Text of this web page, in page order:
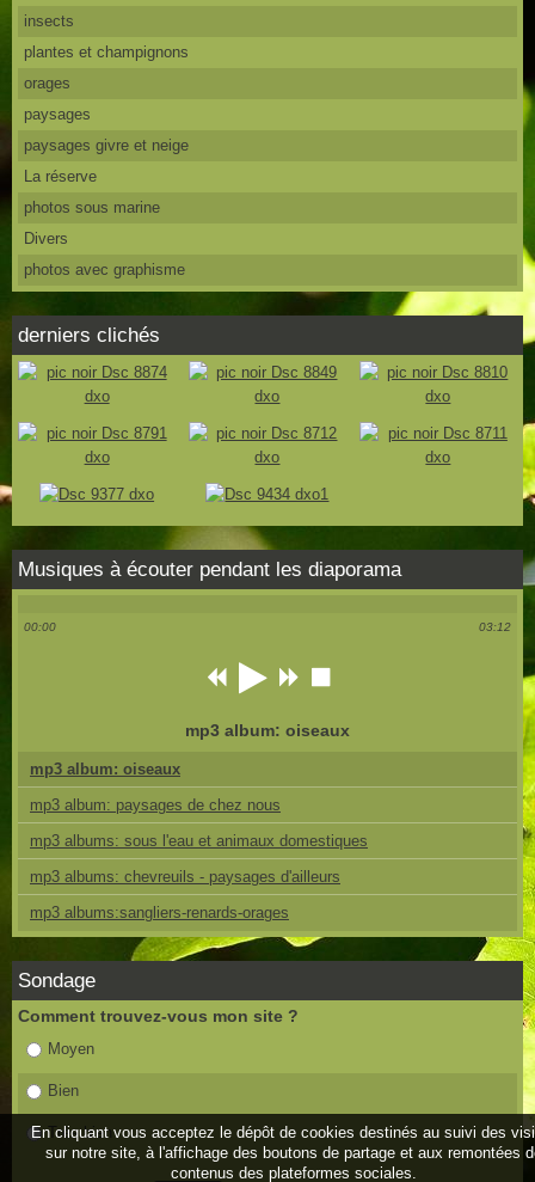
insects
plantes et champignons
orages
paysages
paysages givre et neige
La réserve
photos sous marine
Divers
photos avec graphisme
derniers clichés
Musiques à écouter pendant les diaporama
00:00 03:12
mp3 album: oiseaux
mp3 album: oiseaux
mp3 album: paysages de chez nous
mp3 albums: sous l'eau et animaux domestiques
mp3 albums: chevreuils - paysages d'ailleurs
mp3 albums:sangliers-renards-orages
Sondage
Comment trouvez-vous mon site ?
Moyen
Bien
Très bien
En cliquant vous acceptez le dépôt de cookies destinés au suivi des
sur notre site, à l'affichage des boutons de partage et aux remontées
contenus des plateformes sociales.